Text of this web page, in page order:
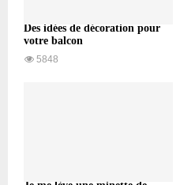
Des idées de décoration pour
votre balcon
5848